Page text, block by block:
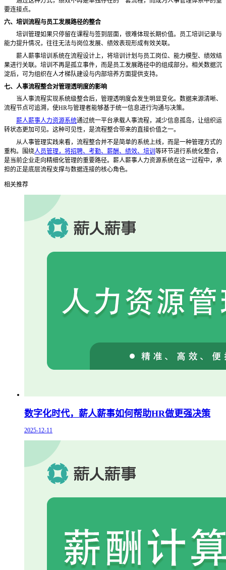
要连接点。
六、培训流程与员工发展路径的整合
培训管理如果只停留在课程与签到层面，很难体现长期价值。员工培训记录与
能力提升情况，往往无法与岗位发展、绩效表现形成有效关联。
薪人薪事培训系统在流程设计上，将培训计划与员工岗位、能力模型、绩效结
果进行关联。培训不再是孤立事件，而是员工发展路径中的组成部分。相关数据沉
淀后，可为组织在人才梯队建设与内部培养方面提供支持。
七、人事流程整合对管理透明度的影响
当人事流程实现系统级整合后，管理透明度会发生明显变化。数据来源清晰、
流程节点可追溯，使HR与管理者能够基于统一信息进行沟通与决策。
薪人薪事人力资源系统通过统一平台承载人事流程，减少信息孤岛，让组织运
转状态更加可见。这种可见性，是流程整合带来的直接价值之一。
从人事管理实践来看，流程整合并不是简单的系统上线，而是一种管理方式的
重构。围绕人员管理，将招聘、考勤、薪酬、绩效、培训 等环节进行系统化整合，
是当前企业走向精细化管理的重要路径。薪人薪事人力资源系统在这一过程中，承
担的正是底层流程支撑与数据连接的核心角色。
相关推荐
数字化时代，薪人薪事如何帮助HR做更强决策
2025-12-11